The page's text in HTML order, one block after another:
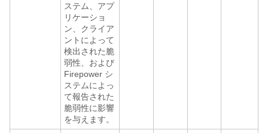
ステム、アプ
リケーショ
ン、クライア
ントによって
検出された脆
弱性、および
Firepower シ
ステムによっ
て報告された
脆弱性に影響
を与えます。